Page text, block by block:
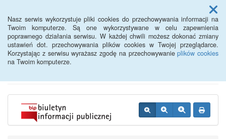
Nasz serwis wykorzystuje pliki cookies do przechowywania informacji na
Twoim komputerze. Są one wykorzystywane w celu zapewnienia
poprawnego działania serwisu. W każdej chwili możesz dokonać zmiany
ustawień dot. przechowywania plików cookies w Twojej przeglądarce.
Korzystając z serwisu wyrażasz zgodę na przechowywanieplików cookies
na Twoim komputerze.
Menu
BIP - Urząd Miejski
Wyśmierzyce